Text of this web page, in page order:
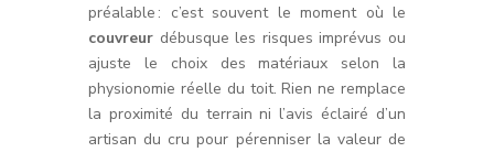
préalable : c’est souvent le moment où le
couvreur débusque les risques imprévus ou
ajuste le choix des matériaux selon la
physionomie réelle du toit. Rien ne remplace
la proximité du terrain ni l’avis éclairé d’un
artisan du cru pour pérenniser la valeur de